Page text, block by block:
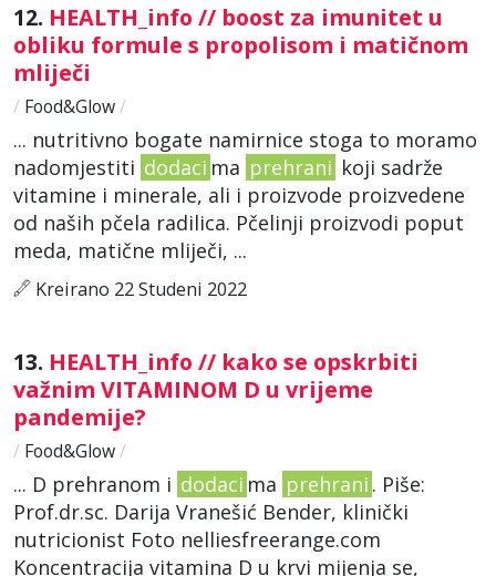
12. HEALTH_info // boost za imunitet u
obliku formule s propolisom i matičnom
mliječi
/ Food&Glow/
... nutritivno bogate namirnice stoga to moramo
nadomjestiti dodaci ma prehrani koji sadrže
vitamine i minerale, ali i proizvode proizvedene
od naših pčela radilica. Pčelinji proizvodi poput
meda, matične mliječi, ...
Kreirano 22 Studeni 2022
13. HEALTH_info // kako se opskrbiti
važnim VITAMINOM D u vrijeme
pandemije?
/ Food&Glow/
... D prehranom i dodaci ma prehrani . Piše:
Prof.dr.sc. Darija Vranešić Bender, klinički
nutricionist Foto nelliesfreerange.com
Koncentracija vitamina D u krvi mijenja se,